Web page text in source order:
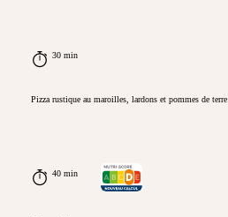
30 min
Pizza rustique au maroilles, lardons et pommes de terre
40 min